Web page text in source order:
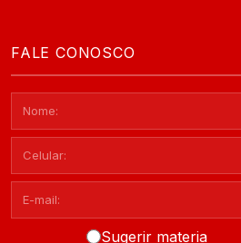
FALE CONOSCO
Sugerir materia